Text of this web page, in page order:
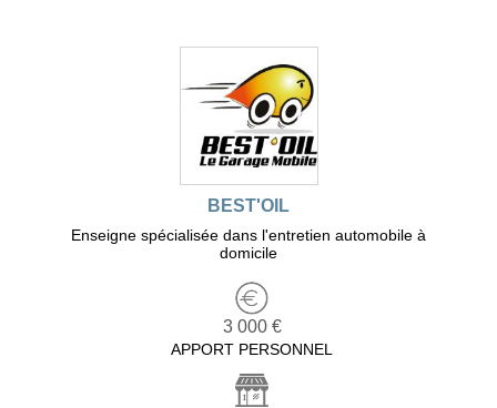
BEST'OIL
Enseigne spécialisée dans l'entretien automobile à
domicile
3 000 €
APPORT PERSONNEL